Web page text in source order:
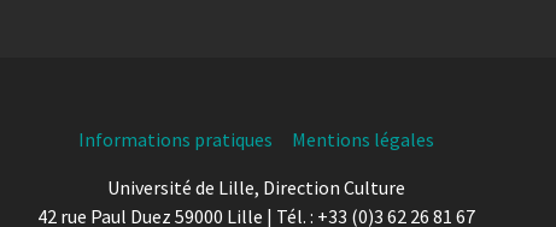
Informations pratiques
Mentions légales
Université de Lille, Direction Culture
42 rue Paul Duez 59000 Lille | Tél. : +33 (0)3 62 26 81 67